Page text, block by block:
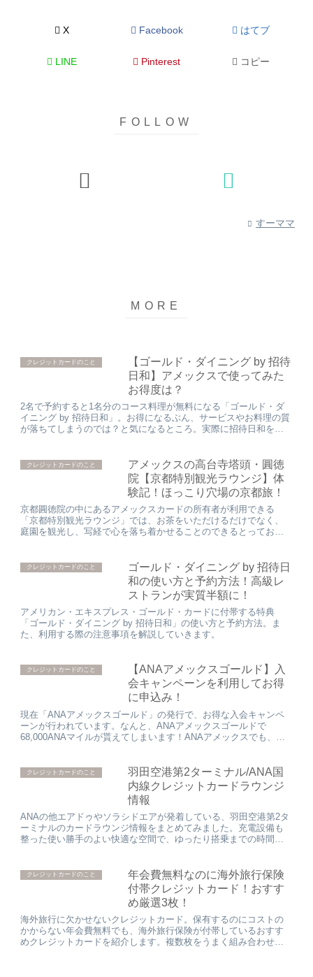
X Facebook はてブ
LINE Pinterest コピー
すーママ
クレジットカードのこと
【ゴールド・ダイニング by 招待
日和】アメックスで使ってみた
お得度は？
2名で予約すると1名分のコース料理が無料になる「ゴールド・ダ
イニング by 招待日和」。お得になるぶん、サービスやお料理の質
が落ちてしまうのでは？と気になるところ。実際に招待日和を利
クレジットカードのこと
アメックスの高台寺塔頭・圓徳
院【京都特別観光ラウンジ】体
験記！ほっこり穴場の京都旅！
京都圓徳院の中にあるアメックスカードの所有者が利用できる
「京都特別観光ラウンジ」では、お茶をいただけるだけでなく、
庭園を観光し、写経で心を落ち着かせることのできるとっておき
クレジットカードのこと
ゴールド・ダイニング by 招待日
和の使い方と予約方法！高級レ
ストランが実質半額に！
アメリカン・エキスプレス・ゴールド・カードに付帯する特典
「ゴールド・ダイニング by 招待日和」の使い方と予約方法。ま
た、利用する際の注意事項を解説していきます。
クレジットカードのこと
【ANAアメックスゴールド】入
会キャンペーンを利用してお得
に申込み！
現在「ANAアメックスゴールド」の発行で、お得な入会キャンペ
ーンが行われています。なんと、ANAアメックスゴールドで
68,000ANAマイルが貰えてしまいます！ANAアメックスでも、
クレジットカードのこと
羽田空港第2ターミナル/ANA国
内線クレジットカードラウンジ
情報
ANAの他エアドゥやソラシドエアが発着している、羽田空港第2タ
ーミナルのカードラウンジ情報をまとめてみました。充電設備も
整った使い勝手のよい快適な空間で、ゆったり搭乗までの時間を
クレジットカードのこと
年会費無料なのに海外旅行保険
付帯クレジットカード！おすす
め厳選3枚！
海外旅行に欠かせないクレジットカード。保有するのにコストの
かからない年会費無料でも、海外旅行保険が付帯しているおすす
めクレジットカードを紹介します。複数枚をうまく組み合わせ、